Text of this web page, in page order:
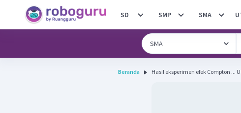
SD SMP SMA
Beranda